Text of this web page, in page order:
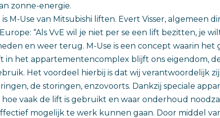
zonne-energie.
M-Use van Mitsubishi liften. Evert Visser, algemeen
“Als VvE wil je niet per se een lift bezitten, je
en weer terug. M-Use is een concept waarin het
in het appartementencomplex blijft ons eigendom,
Het voordeel hierbij is dat wij verantwoordelijk
de storingen, enzovoorts. Dankzij speciale
vaak de lift is gebruikt en waar onderhoud
mogelijk te werk kunnen gaan. Door middel